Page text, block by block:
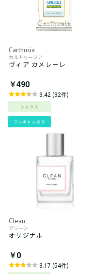
Carthusia
カルトゥージア
ヴィア カメレーレ
￥490
3.42 (32件)
シトラス
フルボトルあり
Clean
クリーン
オリジナル
￥0
3.17 (54件)